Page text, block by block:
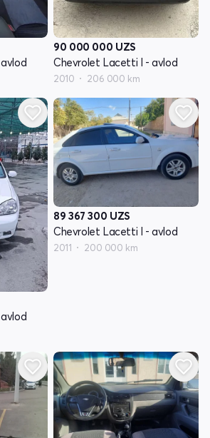
90 000 000 UZS
Chevrolet Lacetti I - avlod
2010 206 000 km
89 367 300 UZS
Chevrolet Lacetti I - avlod
2011 200 000 km